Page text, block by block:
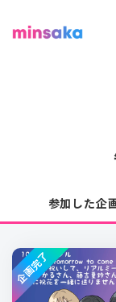
参加した企
企画完了